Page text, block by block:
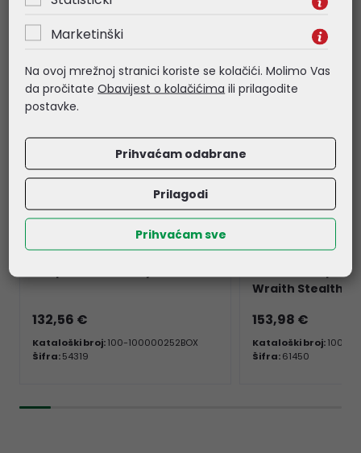
AMD Ryzen 5 5600G
(3.9GHz/4.4GHz), 6C/12T,
Socket AM4, Radeon
132,56 €
Kataloški broj:100-100000252BOX
Šifra:54319
AMD Ryzen 5
Socket AM5,
Radeon
Wraith Stealth
153,98 €
Kataloški broj:100-
Šifra:61450
Marketinški
Na ovoj mrežnoj stranici koriste se kolačići. Molimo Vas
da pročitateObavijest o kolačićima ili prilagodite
postavke.
Prihvaćam odabrane
Prilagodi
Prihvaćam sve